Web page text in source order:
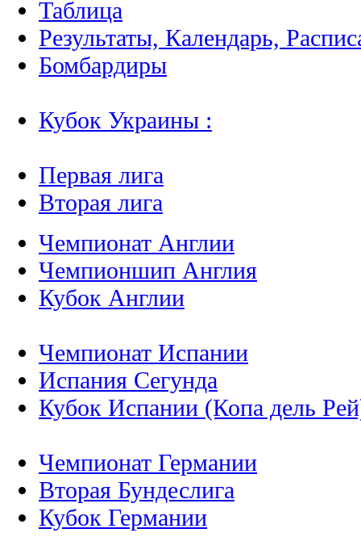
Таблица
Результаты, Календарь,
Бомбардиры
Кубок Украины :
Первая лига
Вторая лига
Чемпионат Англии
Чемпионшип Англия
Кубок Англии
Чемпионат Испании
Испания Сегунда
Кубок Испании (Копа дель
Чемпионат Германии
Вторая Бундеслига
Кубок Германии